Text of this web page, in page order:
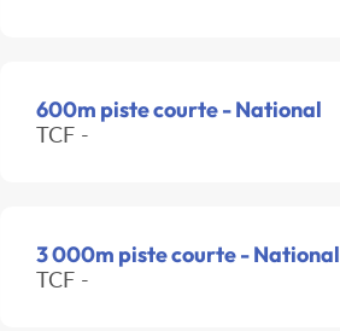
600m piste courte - National
TCF -
3 000m piste courte - National
TCF -